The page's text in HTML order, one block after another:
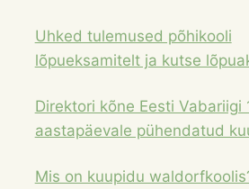
Uhked tulemused põhikooli
lõpueksamitelt ja kutse
Direktori kõne Eesti Vabariigi
aastapäevale pühendatud
Mis on kuupidu